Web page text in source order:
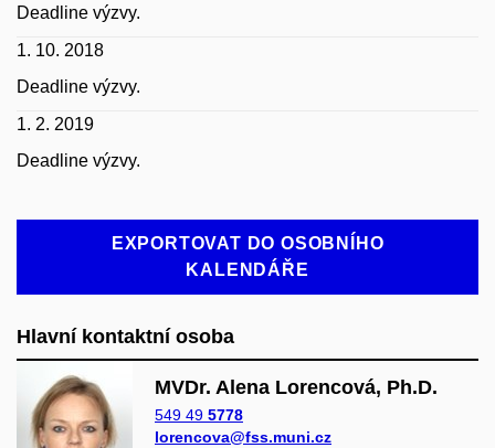
Deadline výzvy.
1. 10. 2018
Deadline výzvy.
1. 2. 2019
Deadline výzvy.
EXPORTOVAT DO OSOBNÍHO
KALENDÁŘE
Hlavní kontaktní osoba
MVDr. Alena Lorencová, Ph.D.
549 49 5778
lorencova@fss.muni.cz